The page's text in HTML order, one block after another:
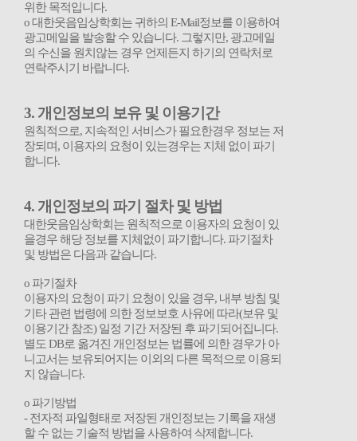
위한 목적입니다.
ο대한웃음임상학회 는 귀하의 E-Mail정보를 이용하여
광고메일을 발송할 수 있습니다. 그렇지만, 광고메일
의 수신을 원치않는 경우 언제든지 하기의 연락처로
연락주시기 바랍니다.
3.개인정보의 보유 및 이용기간
원칙적으로, 지속적인 서비스가 필요한경우 정보는 저
장되며, 이용자의 요청이 있는경우는 지체 없이 파기
합니다.
4.개인정보의 파기 절차 및 방법
대한웃음임상학회는 원칙적으로 이용자의 요청이 있
을경우 해당 정보를 지체없이 파기합니다. 파기절차
및 방법은 다음과 같습니다.
ο 파기절차
이용자의 요청이 파기 요청이 있을 경우, 내부 방침 및
기타 관련 법령에 의한 정보보호 사유에 따라(보유 및
이용기간 참조)일정 기간 저장된 후 파기되어집니다.
별도 DB로 옮겨진 개인정보는 법률에 의한 경우가 아
니고서는 보유되어지는 이외의 다른 목적으로 이용되
지 않습니다.
ο 파기방법
-전자적 파일형태로 저장된 개인정보는 기록을 재생
할 수 없는 기술적 방법을 사용하여 삭제합니다.